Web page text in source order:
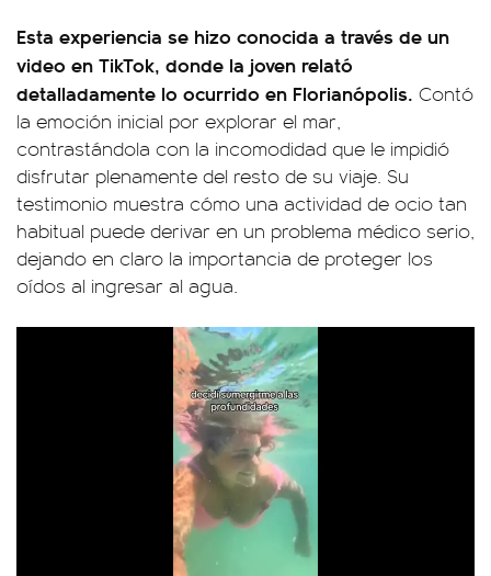
Esta experiencia se hizo conocida a través de un
video en TikTok, donde la joven relató
detalladamente lo ocurrido en Florianópolis. Contó
la emoción inicial por explorar el mar,
contrastándola con la incomodidad que le impidió
disfrutar plenamente del resto de su viaje. Su
testimonio muestra cómo una actividad de ocio tan
habitual puede derivar en un problema médico serio,
dejando en claro la importancia de proteger los
oídos al ingresar al agua.